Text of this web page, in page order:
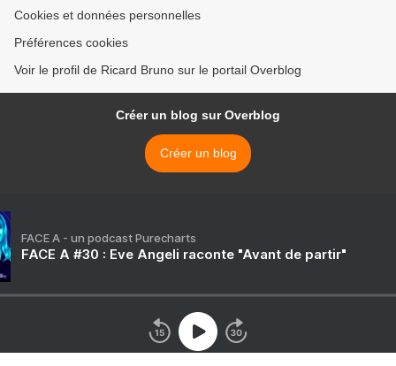
Cookies et données personnelles
Préférences cookies
Voir le profil de Ricard Bruno sur le portail Overblog
Créer un blog sur Overblog
Créer un blog
FACE A - un podcast Purecharts
FACE A #30 : Eve Angeli raconte "Avant de partir"